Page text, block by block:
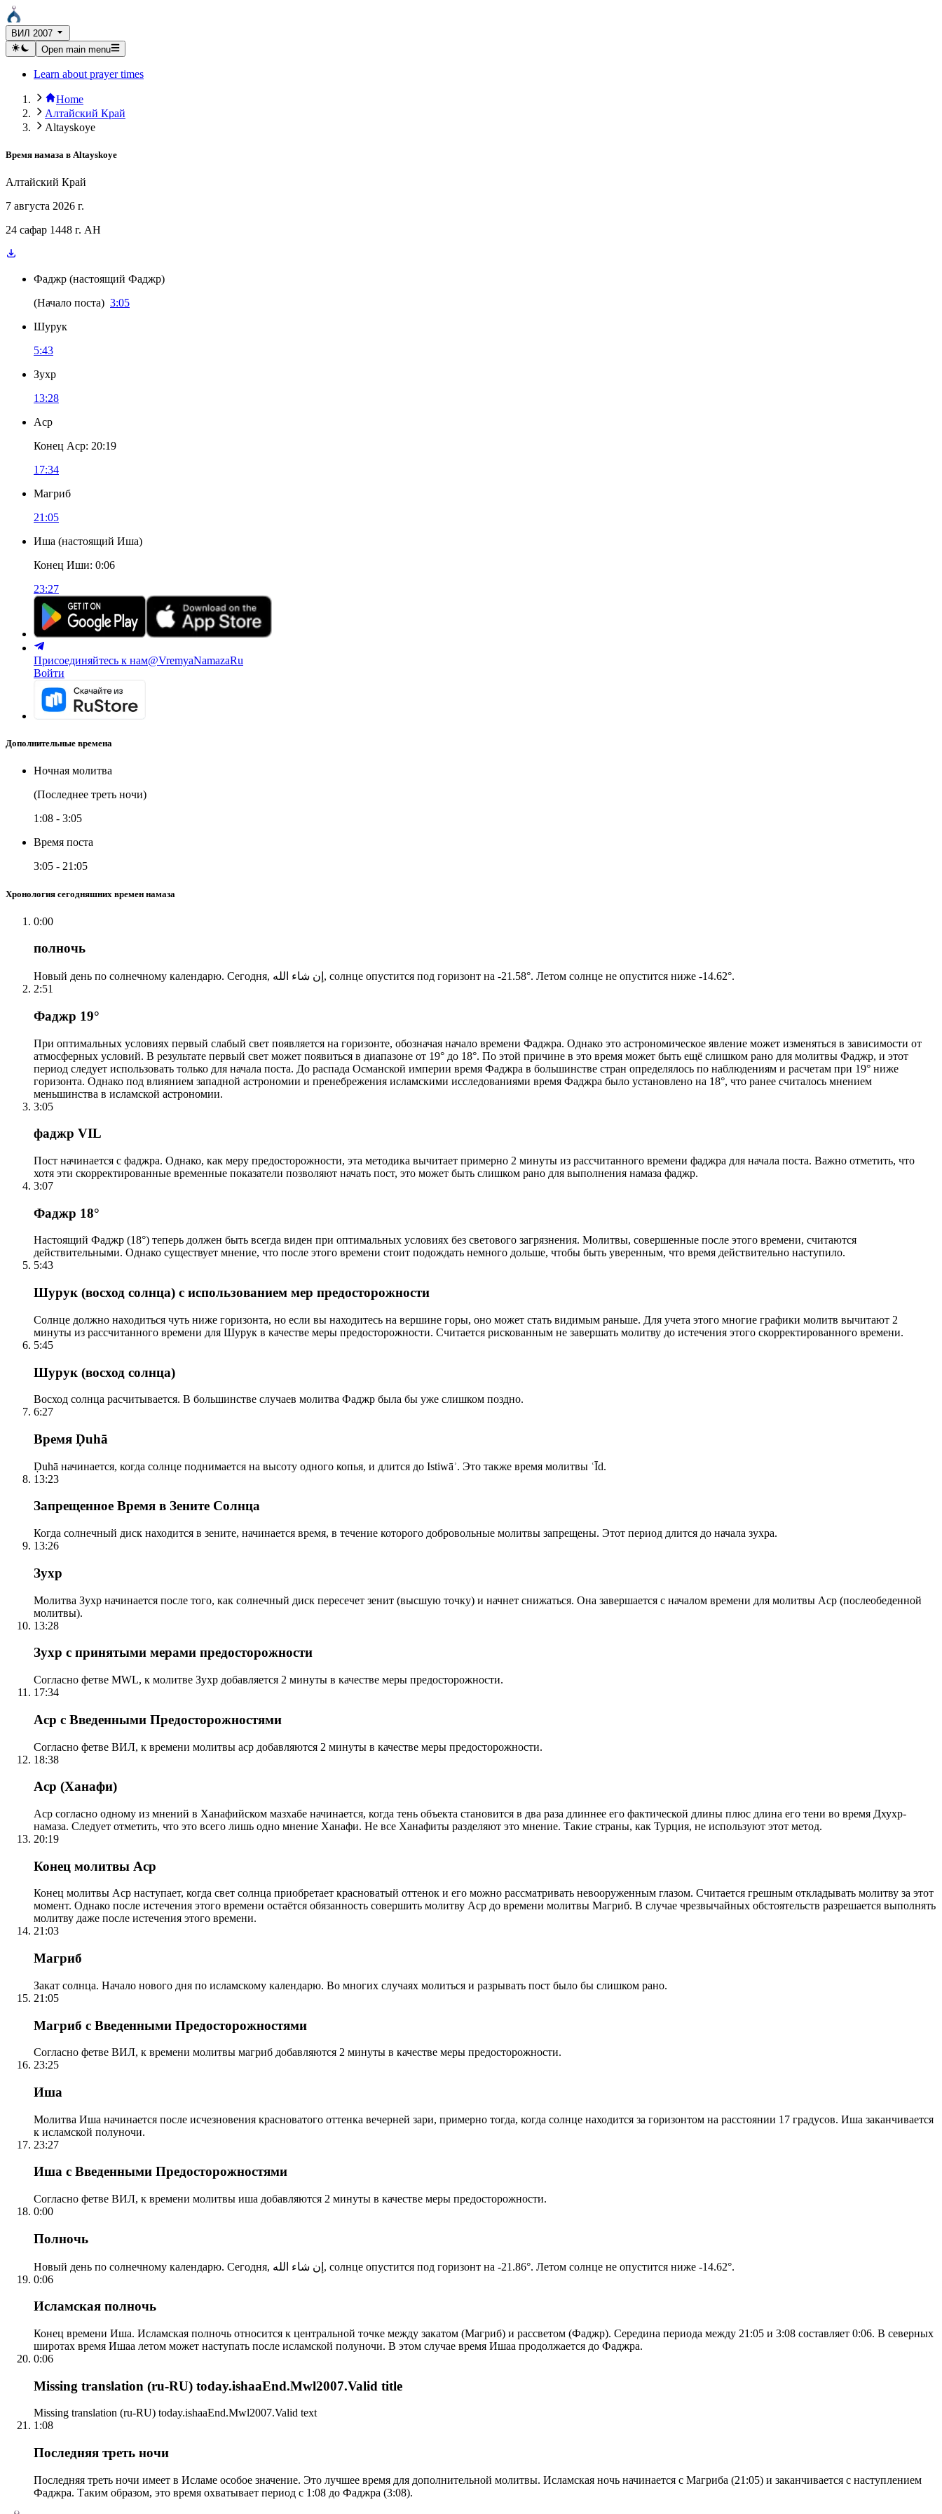
ВИЛ 2007
Open main menu
Learn about prayer times
Home
Алтайский Край
Altayskoye
Время намаза в Altayskoye
Алтайский Край
7 августа 2026 г.
24 сафар 1448 г. AH
Фаджр (настоящий Фаджр)
(Начало поста) 3:05
Шурук
5:43
Зухр
13:28
Аср
Конец Аср: 20:19
17:34
Магриб
21:05
Иша (настоящий Иша)
Конец Иши: 0:06
23:27
Присоединяйтесь к нам@VremyaNamazaRu
Войти
Дополнительные времена
Ночная молитва
(Последнее треть ночи)
1:08 - 3:05
Время поста
3:05 - 21:05
Хронология сегодняшних времен намаза
0:00
полночь
Новый день по солнечному календарю. Сегодня, إن شاء الله, солнце опустится под горизонт на -21.58°. Летом солнце не опустится ниже -14.62°.
2:51
Фаджр 19°
При оптимальных условиях первый слабый свет появляется на горизонте, обозначая начало времени Фаджра. Однако это астрономическое явление может изменяться в зависимости от
атмосферных условий. В результате первый свет может появиться в диапазоне от 19° до 18°. По этой причине в это время может быть ещё слишком рано для молитвы Фаджр, и этот
период следует использовать только для начала поста. До распада Османской империи время Фаджра в большинстве стран определялось по наблюдениям и расчетам при 19° ниже
горизонта. Однако под влиянием западной астрономии и пренебрежения исламскими исследованиями время Фаджра было установлено на 18°, что ранее считалось мнением
меньшинства в исламской астрономии.
3:05
фаджр VIL
Пост начинается с фаджра. Однако, как меру предосторожности, эта методика вычитает примерно 2 минуты из рассчитанного времени фаджра для начала поста. Важно отметить, что
хотя эти скорректированные временные показатели позволяют начать пост, это может быть слишком рано для выполнения намаза фаджр.
3:07
Фаджр 18°
Настоящий Фаджр (18°) теперь должен быть всегда виден при оптимальных условиях без светового загрязнения. Молитвы, совершенные после этого времени, считаются
действительными. Однако существует мнение, что после этого времени стоит подождать немного дольше, чтобы быть уверенным, что время действительно наступило.
5:43
Шурук (восход солнца) с использованием мер предосторожности
Солнце должно находиться чуть ниже горизонта, но если вы находитесь на вершине горы, оно может стать видимым раньше. Для учета этого многие графики молитв вычитают 2
минуты из рассчитанного времени для Шурук в качестве меры предосторожности. Считается рискованным не завершать молитву до истечения этого скорректированного времени.
5:45
Шурук (восход солнца)
Восход солнца расчитывается. В большинстве случаев молитва Фаджр была бы уже слишком поздно.
6:27
Время Ḍuhā
Ḍuhā начинается, когда солнце поднимается на высоту одного копья, и длится до Istiwāʾ. Это также время молитвы ʿĪd.
13:23
Запрещенное Время в Зените Солнца
Когда солнечный диск находится в зените, начинается время, в течение которого добровольные молитвы запрещены. Этот период длится до начала зухра.
13:26
Зухр
Молитва Зухр начинается после того, как солнечный диск пересечет зенит (высшую точку) и начнет снижаться. Она завершается с началом времени для молитвы Аср (послеобеденной
молитвы).
13:28
Зухр с принятыми мерами предосторожности
Согласно фетве MWL, к молитве Зухр добавляется 2 минуты в качестве меры предосторожности.
17:34
Аср с Введенными Предосторожностями
Согласно фетве ВИЛ, к времени молитвы аср добавляются 2 минуты в качестве меры предосторожности.
18:38
Аср (Ханафи)
Аср согласно одному из мнений в Ханафийском мазхабе начинается, когда тень объекта становится в два раза длиннее его фактической длины плюс длина его тени во время Дхухр-
намаза. Следует отметить, что это всего лишь одно мнение Ханафи. Не все Ханафиты разделяют это мнение. Такие страны, как Турция, не используют этот метод.
20:19
Конец молитвы Аср
Конец молитвы Аср наступает, когда свет солнца приобретает красноватый оттенок и его можно рассматривать невооруженным глазом. Считается грешным откладывать молитву за этот
момент. Однако после истечения этого времени остаётся обязанность совершить молитву Аср до времени молитвы Магриб. В случае чрезвычайных обстоятельств разрешается выполнять
молитву даже после истечения этого времени.
21:03
Магриб
Закат солнца. Начало нового дня по исламскому календарю. Во многих случаях молиться и разрывать пост было бы слишком рано.
21:05
Магриб с Введенными Предосторожностями
Согласно фетве ВИЛ, к времени молитвы магриб добавляются 2 минуты в качестве меры предосторожности.
23:25
Иша
Молитва Иша начинается после исчезновения красноватого оттенка вечерней зари, примерно тогда, когда солнце находится за горизонтом на расстоянии 17 градусов. Иша заканчивается
к исламской полуночи.
23:27
Иша с Введенными Предосторожностями
Согласно фетве ВИЛ, к времени молитвы иша добавляются 2 минуты в качестве меры предосторожности.
0:00
Полночь
Новый день по солнечному календарю. Сегодня, إن شاء الله, солнце опустится под горизонт на -21.86°. Летом солнце не опустится ниже -14.62°.
0:06
Исламская полночь
Конец времени Иша. Исламская полночь относится к центральной точке между закатом (Магриб) и рассветом (Фаджр). Середина периода между 21:05 и 3:08 составляет 0:06. В северных
широтах время Ишаа летом может наступать после исламской полуночи. В этом случае время Ишаа продолжается до Фаджра.
0:06
Missing translation (ru-RU) today.ishaaEnd.Mwl2007.Valid title
Missing translation (ru-RU) today.ishaaEnd.Mwl2007.Valid text
1:08
Последняя треть ночи
Последняя треть ночи имеет в Исламе особое значение. Это лучшее время для дополнительной молитвы. Исламская ночь начинается с Магриба (21:05) и заканчивается с наступлением
Фаджра. Таким образом, это время охватывает период с 1:08 до Фаджра (3:08).